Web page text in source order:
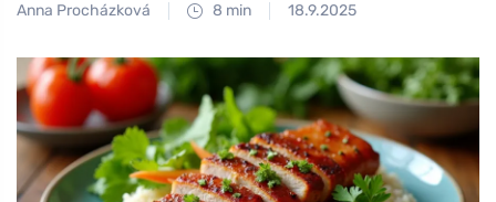
Anna Procházková 8 min 18.9.2025